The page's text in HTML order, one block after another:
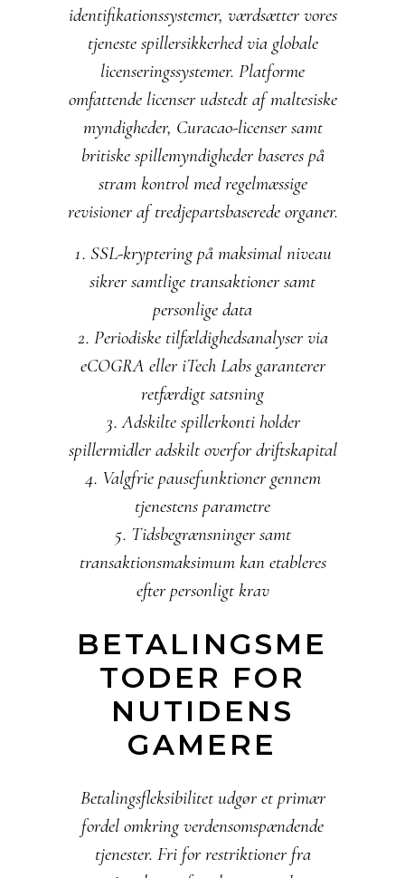
identifikationssystemer, værdsætter vores
tjeneste spillersikkerhed via globale
licenseringssystemer. Platforme
omfattende licenser udstedt af maltesiske
myndigheder, Curacao-licenser samt
britiske spillemyndigheder baseres på
stram kontrol med regelmæssige
revisioner af tredjepartsbaserede organer.
SSL-kryptering på maksimal niveau
sikrer samtlige transaktioner samt
personlige data
Periodiske tilfældighedsanalyser via
eCOGRA eller iTech Labs garanterer
retfærdigt satsning
Adskilte spillerkonti holder
spillermidler adskilt overfor driftskapital
Valgfrie pausefunktioner gennem
tjenestens parametre
Tidsbegrænsninger samt
transaktionsmaksimum kan etableres
efter personligt krav
BETALINGSME
TODER FOR
NUTIDENS
GAMERE
Betalingsfleksibilitet udgør et primær
fordel omkring verdensomspændende
tjenester. Fri for restriktioner fra